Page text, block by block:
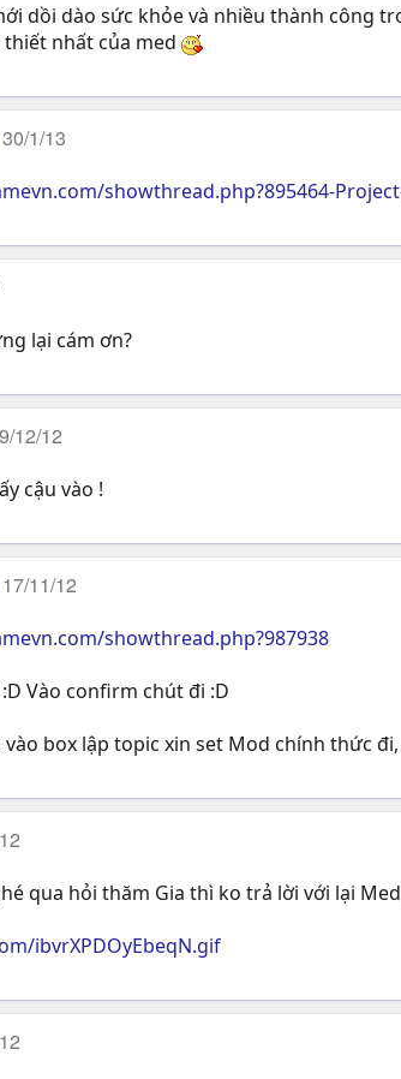
dồi dào sức khỏe và nhiều thành công
nhất của med
30/1/13
showthread.php?895464-
lại cám ơn?
12/12
cậu vào !
17/11/12
showthread.php?987938
Vào confirm chút đi :D
box lập topic xin set Mod chính thức
qua hỏi thăm Gia thì ko trả lời với lại
ibvrXPDOyEbeqN.gif